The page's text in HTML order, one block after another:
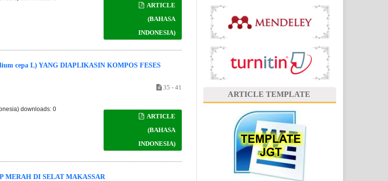
ARTICLE
(BAHASA
INDONESIA)
cepa L) YANG DIAPLIKASIN KOMPOS FESES
35 - 41
ARTICLE
(BAHASA
INDONESIA)
downloads: 0
MERAH DI SELAT MAKASSAR
ARTICLE TEMPLATE